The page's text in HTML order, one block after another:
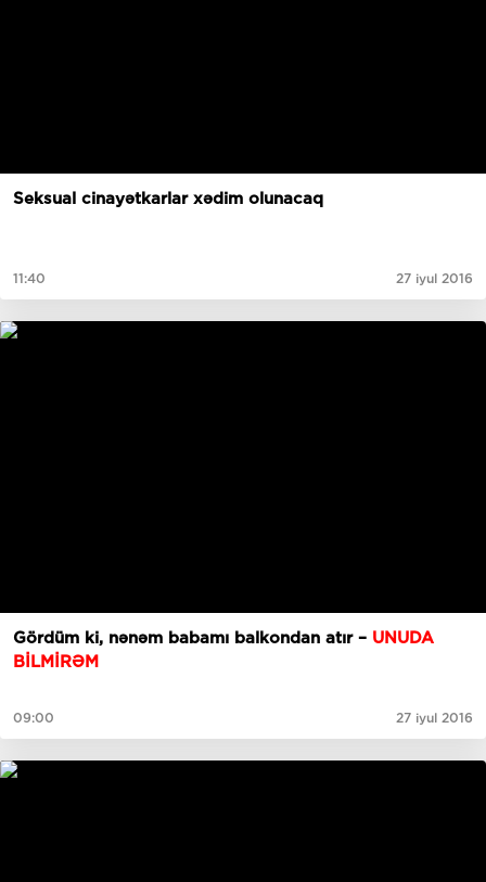
Seksual cinayətkarlar xədim olunacaq
11:40 27 iyul 2016
Gördüm ki, nənəm babamı balkondan atır – UNUDA
BİLMİRƏM
09:00 27 iyul 2016